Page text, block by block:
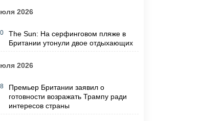
2026
The Sun: На серфинговом пляже в
Британии утонули двое отдыхающих
2026
Премьер Британии заявил о
готовности возражать Трампу ради
интересов страны